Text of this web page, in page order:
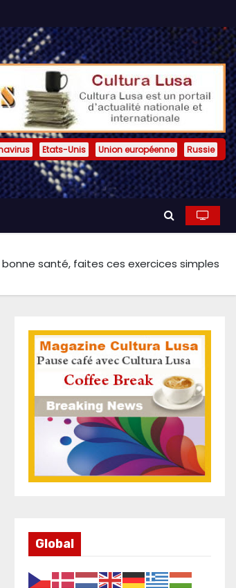
Etats-Unis Union européenne Russie
santé, faites ces exercices simples
Global